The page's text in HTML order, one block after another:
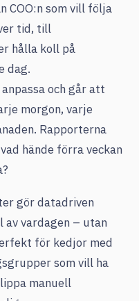
COO:n som vill följa
tid, till
hålla koll på
dag.
och går att
morgon, varje
Rapporterna
hände förra veckan
gör datadriven
vardagen – utan
för kedjor med
som vill ha
manuell